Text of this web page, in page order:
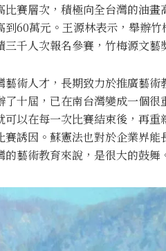
賽層次，積極向全台灣的油
60萬元。王源林表示，舉辦
千人次報名參賽，竹梅源文藝
術人才，長期致力於推廣藝
十屆，已在南台灣變成一個
以在每一次比賽結束後，再
誘因。蘇憲法也對於企業界
藝術教育來說，是很大的鼓舞